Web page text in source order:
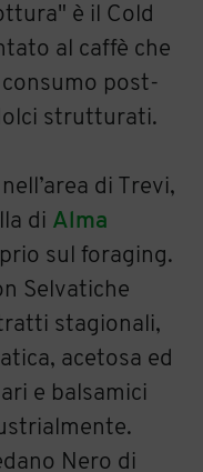
è il Cold
al caffè che
post-
strutturati.
di Trevi,
di Alma
sul foraging.
Selvatiche
stagionali,
acetosa ed
e balsamici
Nero di